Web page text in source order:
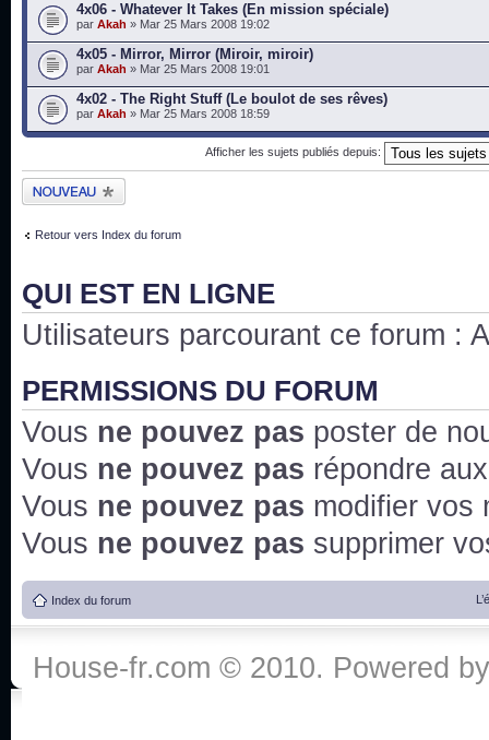
4x06 - Whatever It Takes (En mission spéciale)
par Akah » Mar 25 Mars 2008 19:02
4x05 - Mirror, Mirror (Miroir, miroir)
par Akah » Mar 25 Mars 2008 19:01
4x02 - The Right Stuff (Le boulot de ses rêves)
par Akah » Mar 25 Mars 2008 18:59
Afficher les sujets publiés depuis:
Publier un nouveau
sujet
Retour vers Index du forum
QUI EST EN LIGNE
Utilisateurs parcourant ce forum :
PERMISSIONS DU FORUM
Vous ne pouvez pas poster de
Vous ne pouvez pas répondre
Vous ne pouvez pas modifier vos
Vous ne pouvez pas supprimer
Index du forum
House-fr.com © 2010. Powered